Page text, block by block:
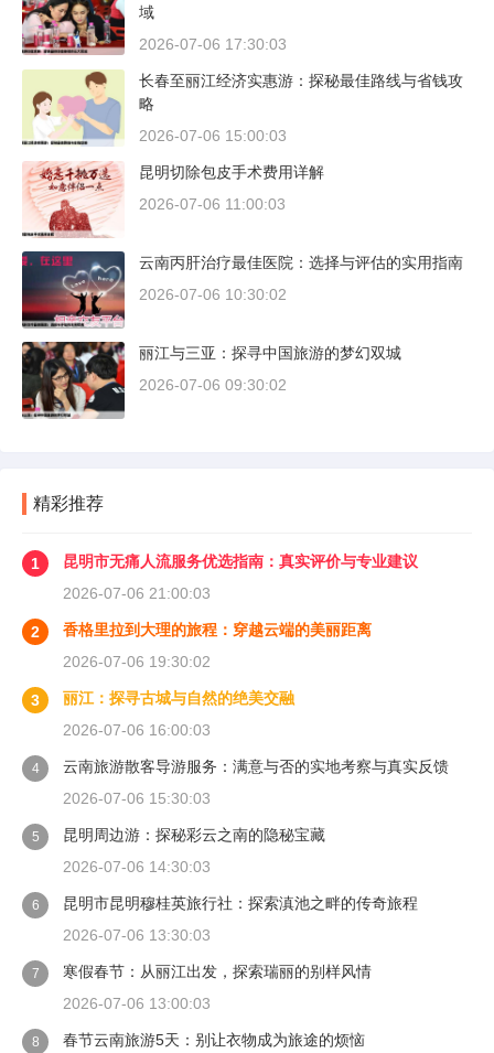
域
2026-07-06 17:30:03
长春至丽江经济实惠游：探秘最佳路线与省钱攻
略
2026-07-06 15:00:03
昆明切除包皮手术费用详解
2026-07-06 11:00:03
云南丙肝治疗最佳医院：选择与评估的实用指南
2026-07-06 10:30:02
丽江与三亚：探寻中国旅游的梦幻双城
2026-07-06 09:30:02
精彩推荐
1
昆明市无痛人流服务优选指南：真实评价与专业建议
2026-07-06 21:00:03
2
香格里拉到大理的旅程：穿越云端的美丽距离
2026-07-06 19:30:02
3
丽江：探寻古城与自然的绝美交融
2026-07-06 16:00:03
4
云南旅游散客导游服务：满意与否的实地考察与真实反馈
2026-07-06 15:30:03
5
昆明周边游：探秘彩云之南的隐秘宝藏
2026-07-06 14:30:03
6
昆明市昆明穆桂英旅行社：探索滇池之畔的传奇旅程
2026-07-06 13:30:03
7
寒假春节：从丽江出发，探索瑞丽的别样风情
2026-07-06 13:00:03
8 春节云南旅游5天：别让衣物成为旅途的烦恼